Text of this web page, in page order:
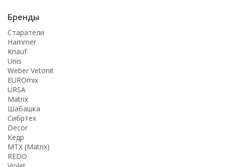
Бренды
Старатели
Hammer
Knauf
Unis
Weber Vetonit
EUROmix
URSA
Matrix
Шабашка
Сибртех
Decor
Кедр
MTX (Matrix)
REDO